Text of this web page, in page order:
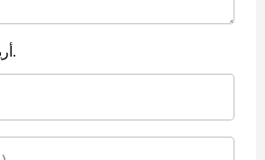
أريد ردًا على رأيي.